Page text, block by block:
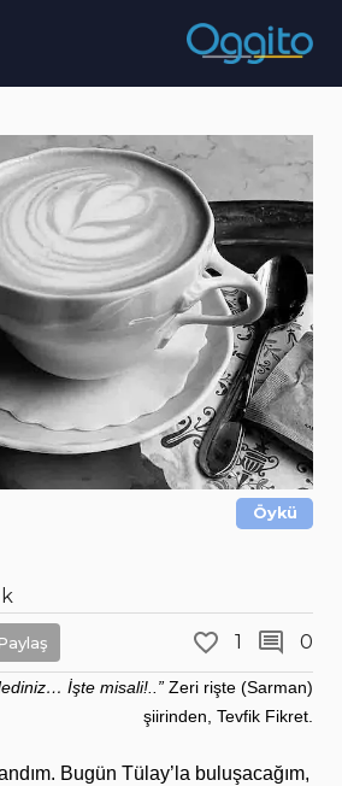
Öykü
Paylaş 1 0
İşte misali!..” Zeri rişte (Sarman)
şiirinden, Tevfik Fikret.
Bugün Tülay’la buluşacağım,